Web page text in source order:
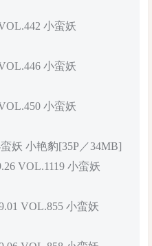
小蛮妖
小蛮妖
小蛮妖
妖 小艳豹[35P／34MB]
VOL.1119 小蛮妖
VOL.855 小蛮妖